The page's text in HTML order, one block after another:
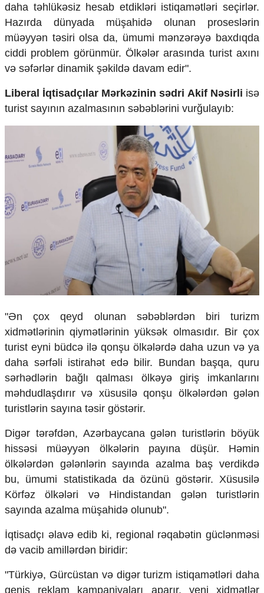
daha təhlükəsiz hesab etdikləri istiqamətləri seçirlər.
Hazırda dünyada müşahidə olunan proseslərin
müəyyən təsiri olsa da, ümumi mənzərəyə baxdıqda
ciddi problem görünmür. Ölkələr arasında turist axını
və səfərlər dinamik şəkildə davam edir".
Liberal İqtisadçılar Mərkəzinin sədri Akif Nəsirli isə
turist sayının azalmasının səbəblərini vurğulayıb:
"Ən çox qeyd olunan səbəblərdən biri turizm
xidmətlərinin qiymətlərinin yüksək olmasıdır. Bir çox
turist eyni büdcə ilə qonşu ölkələrdə daha uzun və ya
daha sərfəli istirahət edə bilir. Bundan başqa, quru
sərhədlərin bağlı qalması ölkəyə giriş imkanlarını
məhdudlaşdırır və xüsusilə qonşu ölkələrdən gələn
turistlərin sayına təsir göstərir.
Digər tərəfdən, Azərbaycana gələn turistlərin böyük
hissəsi müəyyən ölkələrin payına düşür. Həmin
ölkələrdən gələnlərin sayında azalma baş verdikdə
bu, ümumi statistikada da özünü göstərir. Xüsusilə
Körfəz ölkələri və Hindistandan gələn turistlərin
sayında azalma müşahidə olunub".
İqtisadçı əlavə edib ki, regional rəqabətin güclənməsi
də vacib amillərdən biridir:
"Türkiyə, Gürcüstan və digər turizm istiqamətləri daha
geniş reklam kampaniyaları aparır, yeni xidmətlər